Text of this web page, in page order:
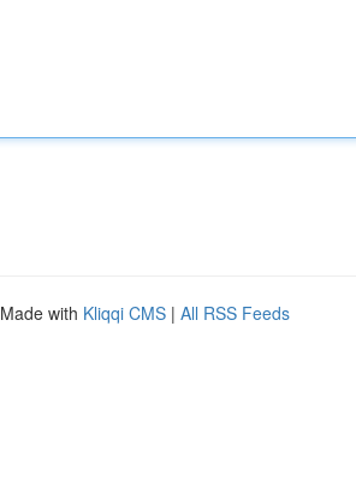
with Kliqqi CMS | All RSS Feeds